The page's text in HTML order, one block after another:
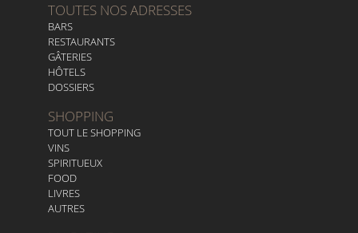
TOUTES NOS ADRESSES
BARS
RESTAURANTS
GÂTERIES
HÔTELS
DOSSIERS
SHOPPING
TOUT LE SHOPPING
VINS
SPIRITUEUX
FOOD
LIVRES
AUTRES